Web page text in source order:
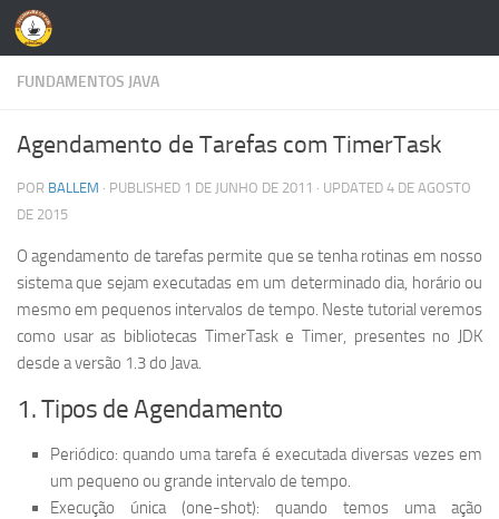
Skip to content
FUNDAMENTOS JAVA
Agendamento de Tarefas com TimerTask
POR BALLEM · PUBLISHED 1 DE JUNHO DE 2011 · UPDATED 4 DE AGOSTO
DE 2015
O agendamento de tarefas permite que se tenha rotinas em nosso
sistema que sejam executadas em um determinado dia, horário ou
mesmo em pequenos intervalos de tempo. Neste tutorial veremos
como usar as bibliotecas TimerTask e Timer, presentes no JDK
desde a versão 1.3 do Java.
1. Tipos de Agendamento
Periódico: quando uma tarefa é executada diversas vezes em
um pequeno ou grande intervalo de tempo.
Execução única (one-shot): quando temos uma ação